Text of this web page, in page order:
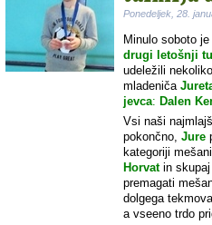
Ponedeljek, 28.
Minulo soboto
drugi letošnji
udeležili
mladeniča
jevca: Dalen
Vsi naši
pokončno, Jure
kategoriji
Horvatin skupaj
premagati
dolgega
a vseeno trdo